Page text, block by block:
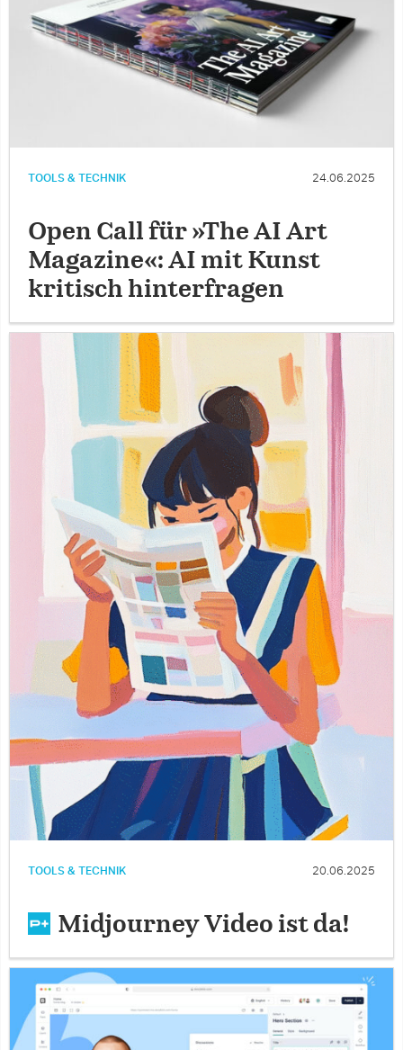
TOOLS & TECHNIK 24.06.2025
Open Call für »The AI Art
Magazine«: AI mit Kunst
kritisch hinterfragen
TOOLS & TECHNIK 20.06.2025
Midjourney Video ist da!